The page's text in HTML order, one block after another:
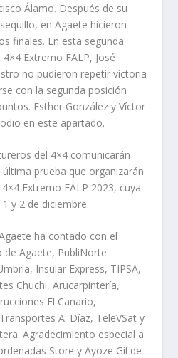
Álamo. Después de su
en Agaete hicieron
finales. En esta segunda
Extremo FALP, José
no pudieron repetir victoria
con la segunda posición
Esther González y Víctor
en este apartado.
del 4×4 comunicarán
prueba que organizarán
Extremo FALP 2023, cuya
y 2 de diciembre.
ha contado con el
Agaete, PubliNorte
Insular Express, TIPSA,
Chuchi, Arucarpintería,
El Canario,
A. Díaz, TeleVSat y
Agradecimiento especial a
Store y Ayoze Gil de